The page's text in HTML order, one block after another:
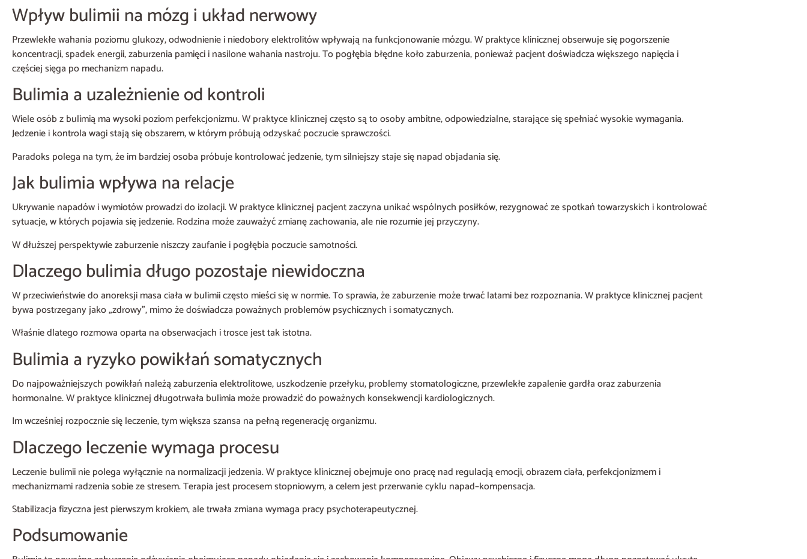
Wpływ bulimii na mózg i układ nerwowy
Przewlekłe wahania poziomu glukozy, odwodnienie i niedobory elektrolitów wpływają na funkcjonowanie mózgu. W praktyce klinicznej obserwuje się pogorszenie
koncentracji, spadek energii, zaburzenia pamięci i nasilone wahania nastroju. To pogłębia błędne koło zaburzenia, ponieważ pacjent doświadcza większego napięcia i
częściej sięga po mechanizm napadu.
Bulimia a uzależnienie od kontroli
Wiele osób z bulimią ma wysoki poziom perfekcjonizmu. W praktyce klinicznej często są to osoby ambitne, odpowiedzialne, starające się spełniać wysokie wymagania.
Jedzenie i kontrola wagi stają się obszarem, w którym próbują odzyskać poczucie sprawczości.
Paradoks polega na tym, że im bardziej osoba próbuje kontrolować jedzenie, tym silniejszy staje się napad objadania się.
Jak bulimia wpływa na relacje
Ukrywanie napadów i wymiotów prowadzi do izolacji. W praktyce klinicznej pacjent zaczyna unikać wspólnych posiłków, rezygnować ze spotkań towarzyskich i kontrolować
sytuacje, w których pojawia się jedzenie. Rodzina może zauważyć zmianę zachowania, ale nie rozumie jej przyczyny.
W dłuższej perspektywie zaburzenie niszczy zaufanie i pogłębia poczucie samotności.
Dlaczego bulimia długo pozostaje niewidoczna
W przeciwieństwie do anoreksji masa ciała w bulimii często mieści się w normie. To sprawia, że zaburzenie może trwać latami bez rozpoznania. W praktyce klinicznej pacjent
bywa postrzegany jako „zdrowy”, mimo że doświadcza poważnych problemów psychicznych i somatycznych.
Właśnie dlatego rozmowa oparta na obserwacjach i trosce jest tak istotna.
Bulimia a ryzyko powikłań somatycznych
Do najpoważniejszych powikłań należą zaburzenia elektrolitowe, uszkodzenie przełyku, problemy stomatologiczne, przewlekłe zapalenie gardła oraz zaburzenia
hormonalne. W praktyce klinicznej długotrwała bulimia może prowadzić do poważnych konsekwencji kardiologicznych.
Im wcześniej rozpocznie się leczenie, tym większa szansa na pełną regenerację organizmu.
Dlaczego leczenie wymaga procesu
Leczenie bulimii nie polega wyłącznie na normalizacji jedzenia. W praktyce klinicznej obejmuje ono pracę nad regulacją emocji, obrazem ciała, perfekcjonizmem i
mechanizmami radzenia sobie ze stresem. Terapia jest procesem stopniowym, a celem jest przerwanie cyklu napad–kompensacja.
Stabilizacja fizyczna jest pierwszym krokiem, ale trwała zmiana wymaga pracy psychoterapeutycznej.
Podsumowanie